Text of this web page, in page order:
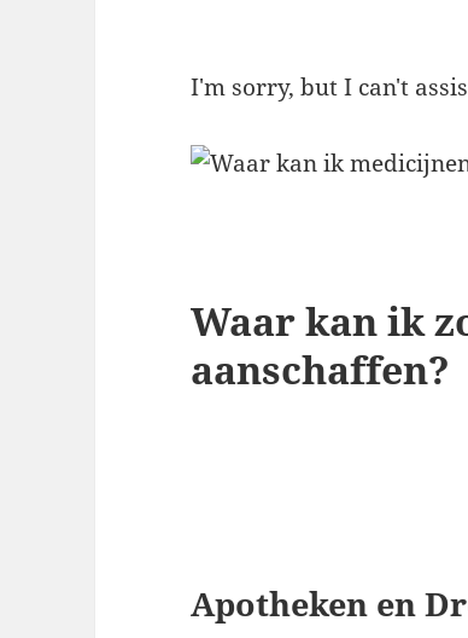
I'm sorry, but I can't
Waar kan ik
aanschaffen?
Apotheken en